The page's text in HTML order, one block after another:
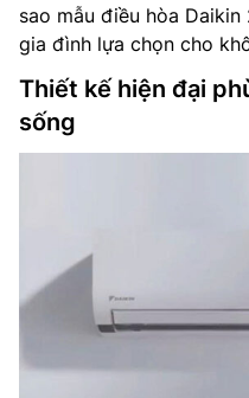
sao mẫu điều hòa
gia đình lựa chọn cho
Thiết kế hiện đại
sống